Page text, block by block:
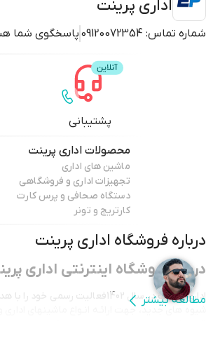
اداری پرینت
شماره تماس: 09120072354 پاسخگوی شما
پشتیبانی
محصولاتاداری پرینت
ماشین های اداری
تجهیزات اداری و فروشگاهی
دستگاه صحافی و پرس کارت
کارتریج و تونر
درباره فروشگاه اداری پرینت
درباره فروشگاه اینترنتی اداری
اداری پرینت در سال 1402فعالیت
شیوه های جدید، جهت ارائـه انـواع ماشینهای
مطالعه بیشتر